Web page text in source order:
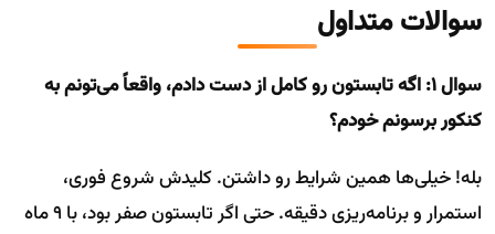
سوالات متداول
سوال ۱: اگه تابستون رو کامل از دست دادم، واقعاً می‌تونم به
کنکور برسونم خودم؟
بله! خیلی‌ها همین شرایط رو داشتن. کلیدش شروع فوری،
استمرار و برنامه‌ریزی دقیقه. حتی اگر تابستون صفر بود، با ۹ ماه